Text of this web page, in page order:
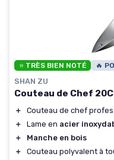
⭐ TRÈS BIEN NOTÉ 🔥
SHAN ZU
Couteau de Chef
＋
Couteau de chef
＋
Lame en acier
＋
Manche en bois
＋
Couteau polyvalent à